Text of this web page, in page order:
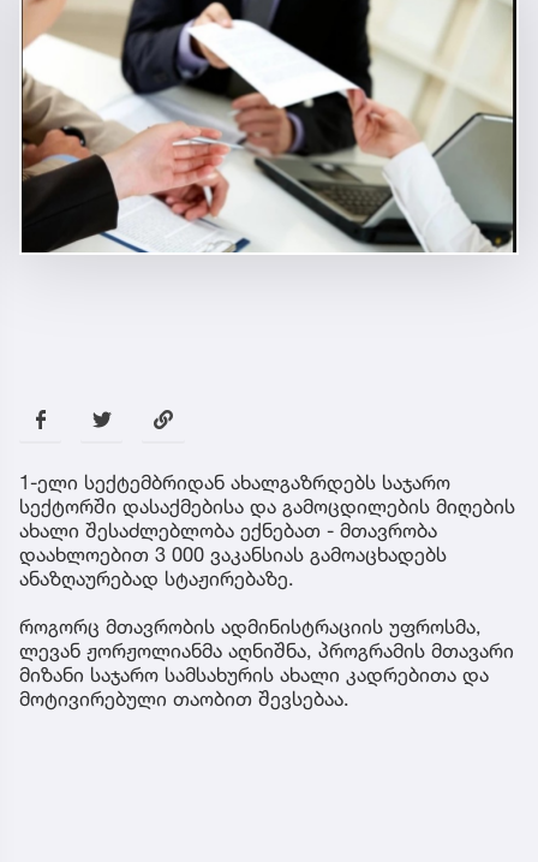
1-ელი სექტემბრიდან ახალგაზრდებს საჯარო
სექტორში დასაქმებისა და გამოცდილების მიღების
ახალი შესაძლებლობა ექნებათ - მთავრობა
დაახლოებით 3 000 ვაკანსიას გამოაცხადებს
ანაზღაურებად სტაჟირებაზე.
როგორც მთავრობის ადმინისტრაციის უფროსმა,
ლევან ჟორჟოლიანმა აღნიშნა, პროგრამის მთავარი
მიზანი საჯარო სამსახურის ახალი კადრებითა და
მოტივირებული თაობით შევსებაა.